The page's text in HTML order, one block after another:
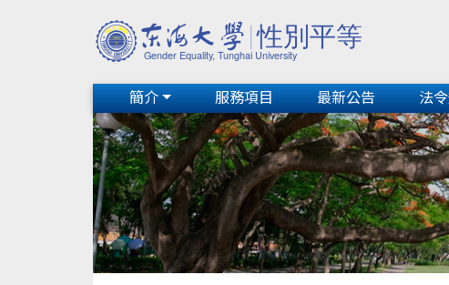
簡介 服務項目 最新公告 法